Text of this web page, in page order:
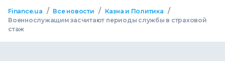
Finance.ua / Все новости / Казна и Политика /
Военнослужащим засчитают периоды службы в страховой
стаж